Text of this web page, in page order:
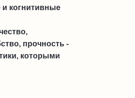
когнитивные
прочность -
которыми